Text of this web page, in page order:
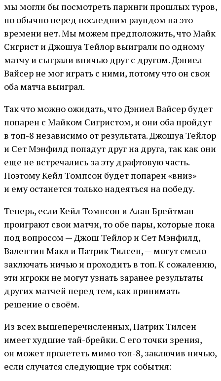
мы могли бы посмотреть паринги прошлых туров,
но обычно перед последним раундом на это
времени нет. Мы можем предположить, что Майк
Сигрист и Джошуа Тейлор выиграли по одному
матчу и сыграли вничью друг с другом. Дэниел
Вайсер не мог играть с ними, потому что он свои
оба матча выиграл.
Так что можно ожидать, что Дэниел Вайсер будет
попарен с Майком Сигристом, и они оба пройдут
в топ-8 независимо от результата. Джошуа Тейлор
и Сет Мэнфилд попадут друг на друга, так как они
еще не встречались за эту драфтовую часть.
Поэтому Кейл Томпсон будет попарен «вниз»
и ему останется только надеяться на победу.
Теперь, если Кейл Томпсон и Алан Брейтман
проиграют свои матчи, то обе пары, которые пока
под вопросом — Джош Тейлор и Сет Мэнфилд,
Валентин Макл и Патрик Тилсен, — могут смело
заключать ничью и проходить в топ. К сожалению,
эти игроки не могут узнать заранее результаты
других матчей перед тем, как принимать
решение о своём.
Из всех вышеперечисленных, Патрик Тилсен
имеет худшие тай-брейки. С его точки зрения,
он может пролететь мимо топ-8, заключив ничью,
если случатся следующие три события: